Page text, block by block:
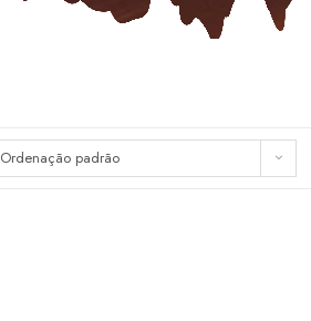
Ordenação padrão